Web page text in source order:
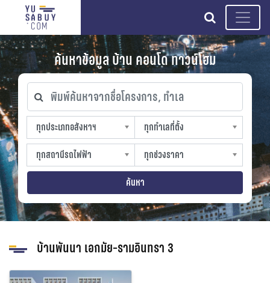
search
ค้นหาข้อมูล บ้าน คอนโด ทาวน์โฮม
พิมพ์ค้นหาจากชื่อโครงการ, ทำเล
ทุกประเภทอสังหาฯ
ทุกประเภทอสังหาฯ
sproperty
ทุกทำเลที่ตั้ง
ทุกทำเลที่ตั้ง
slocation
ทุกสถานีรถไฟฟ้า
ทุกสถานีรถไฟฟ้า
strain-station
ทุกช่วงราคา
ทุกช่วงราคา
sprice
ค้นหา
บ้านพันนา เอกมัย-รามอินทรา 3